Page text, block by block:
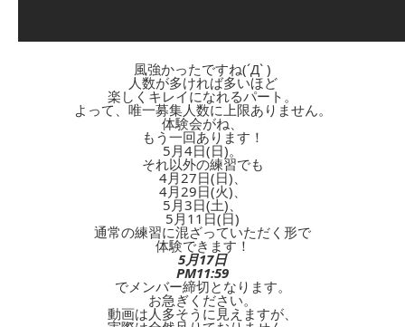
風強かったですね(´Д` )
人数が多ければ多いほど
楽しくキレイになれるパート。
よって、唯一募集人数に上限ありません。
体験会がね、
もう一回あります！
5月4日(日)。
それ以外の練習でも
4月27日(日)、
4月29日(火)、
5月3日(土)、
5月11日(日)
通常の練習に混ざっていただく形で
体験できます！
5月17日
PM11:59
でメンバー締切となります。
お急ぎください。
動画は人多そうに見えますが、